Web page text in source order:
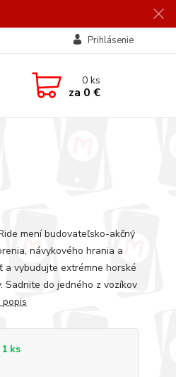
Prihlásenie
0ks
za 0 €
mení budovateľsko-akčný
návykového hrania a
a vybudujte extrémne horské
do jedného z vozíkov
ks